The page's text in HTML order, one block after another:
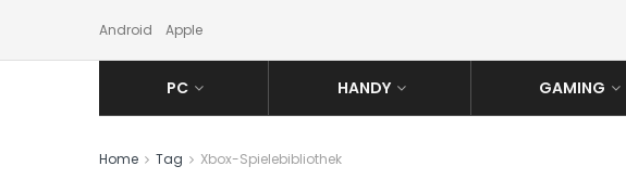
Android Apple
PC HANDY GAMING
Home Tag Xbox-Spielebibliothek